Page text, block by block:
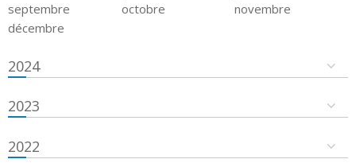
septembre
octobre
novembre
décembre
2024
2023
2022